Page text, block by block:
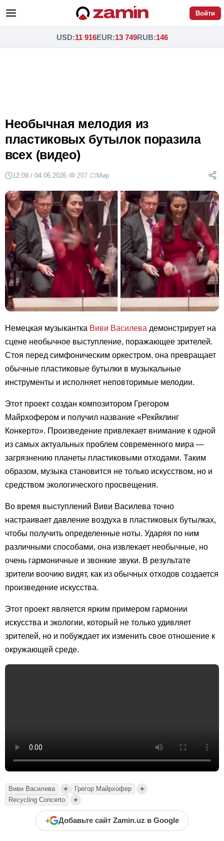
Войти
USD:11 916EUR:13 749RUB:146
Необычная мелодия из
пластиковых бутылок поразила
всех (видео)
12:09 / 04.06.2026· 207· Мир
Немецкая музыкантка Виви Василева демонстрирует на
сцене необычное выступление, поражающее зрителей.
Стоя перед симфоническим оркестром, она превращает
обычные пластиковые бутылки в музыкальные
инструменты и исполняет неповторимые мелодии.
Этот проект создан композитором Грегором
Майрхофером и получил название «Рекйклинг
Конкерто». Произведение привлекает внимание к одной
из самых актуальных проблем современного мира —
загрязнению планеты пластиковыми отходами. Таким
образом, музыка становится не только искусством, но и
средством экологического просвещения.
Во время выступлений Виви Василева точно
настраивает давление воздуха в пластиковых бутылках,
чтобы получить определенные ноты. Ударяя по ним
различными способами, она извлекает необычные, но
очень гармоничные и звонкие звуки. В результате
зрители воочию видят, как из обычных отходов создается
произведение искусства.
Этот проект является ярким примером гармонии
искусства и экологии, который не только удивляет
зрителей, но и побуждает их изменить свое отношение к
окружающей среде.
Виви Василева + Грегор Майрхофер +
Recycling Concerto +
+ Добавьте сайт Zamin.uz в Google